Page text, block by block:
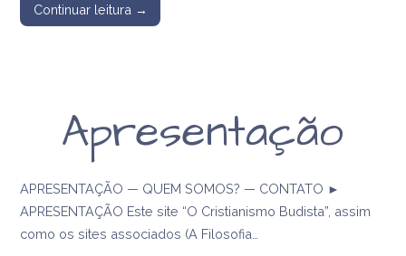
Continuar leitura →
Apresentação
APRESENTAÇÃO — QUEM SOMOS? — CONTATO ►
APRESENTAÇÃO Este site “O Cristianismo Budista”, assim
como os sites associados (A Filosofia…